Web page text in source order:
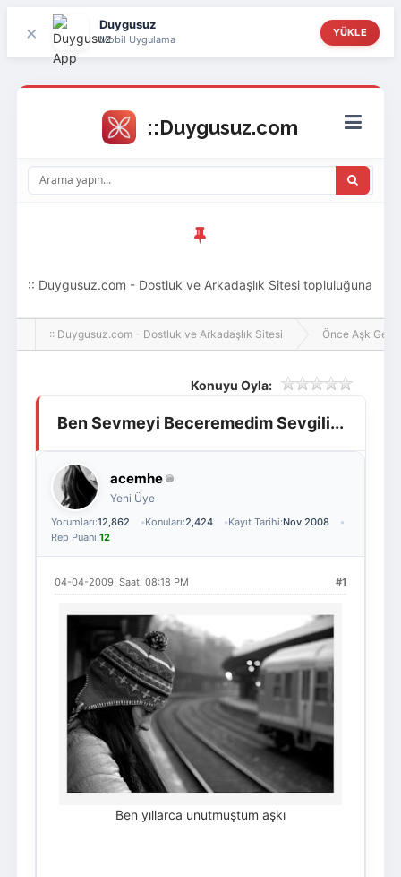
× Duygusuz
Mobil Uygulama
YÜKLE
Giriş Yap Üye Ol
:: Duygusuz.com - Dostluk ve Arkadaşlık Sitesi topluluğuna
hoş geldin ziyaretçi! Aramıza katılmak istersen kayıt
:: Duygusuz.com - Dostluk ve Arkadaşlık Sitesi Önce Aşk Gelir
Konuyu Oyla:
Ben Sevmeyi Beceremedim Sevgili...
acemhe
Yeni Üye
Yorumları:12,862 Konuları:2,424 Kayıt Tarihi:Nov 2008
Rep Puanı:12
#1
04-04-2009, Saat: 08:18 PM
Ben yıllarca unutmuştum aşkı